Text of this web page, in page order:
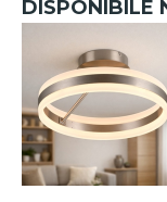
DISPONIBILE